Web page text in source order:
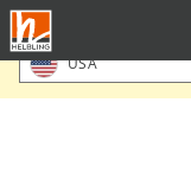
Direkt
zum
Inhalt
Bitte Standort
USA